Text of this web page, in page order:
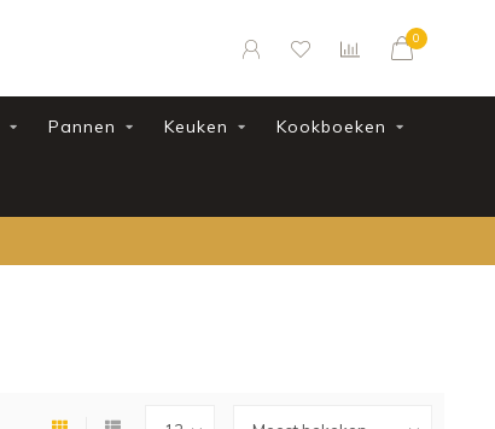
0
Pannen Keuken Kookboeken